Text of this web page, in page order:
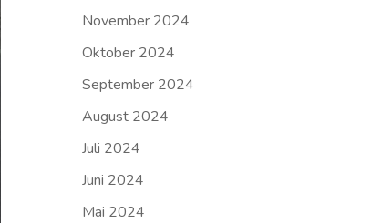
November 2024
Oktober 2024
September 2024
August 2024
Juli 2024
Juni 2024
Mai 2024